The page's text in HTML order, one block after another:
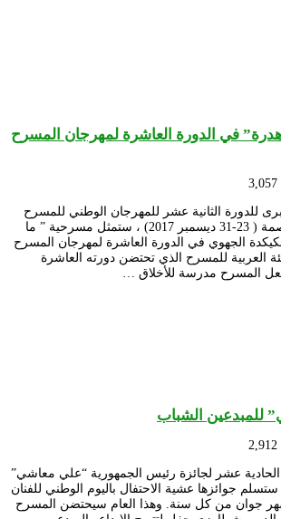
في الدورة العاشرة لمهرجان المسرح
3,057
للدورة الثانية عشر للمهرجان الوطني للمسرح
المحترف بالجزائر العاصمة ( 23-31 ديسمبر 2017) ، ستمثل مسرحية ” ما
الجهوي في الدورة العاشرة لمهرجان المسرح
العربية للمسرح الذي تحتضن دورته العاشرة
المسرح مدرسة للأخلاق …
للمبدعين الشباب
2,912
الحادية عشر لجائزة رئيس الجمهورية “علي معاشي”
جوائزها عشية الاحتفال باليوم الوطني للفنان
جوان من كل سنة. وهذا العام سيحتضن المسرح